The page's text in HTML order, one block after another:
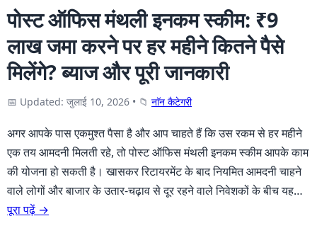
पोस्ट ऑफिस मंथली इनकम स्कीम: ₹9
लाख जमा करने पर हर महीने कितने पैसे
मिलेंगे? ब्याज और पूरी जानकारी
📅 Updated: जुलाई 10, 2026 • 📁 नाॅन कैटेगरी
अगर आपके पास एकमुश्त पैसा है और आप चाहते हैं कि उस रकम से हर महीने
एक तय आमदनी मिलती रहे, तो पोस्ट ऑफिस मंथली इनकम स्कीम आपके काम
की योजना हो सकती है। खासकर रिटायरमेंट के बाद नियमित आमदनी चाहने
वाले लोगों और बाजार के उतार-चढ़ाव से दूर रहने वाले निवेशकों के बीच यह…
पूरा पढ़ें →